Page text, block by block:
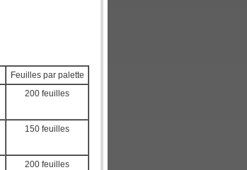
Feuilles par palette
200 feuilles
150 feuilles
200 feuilles